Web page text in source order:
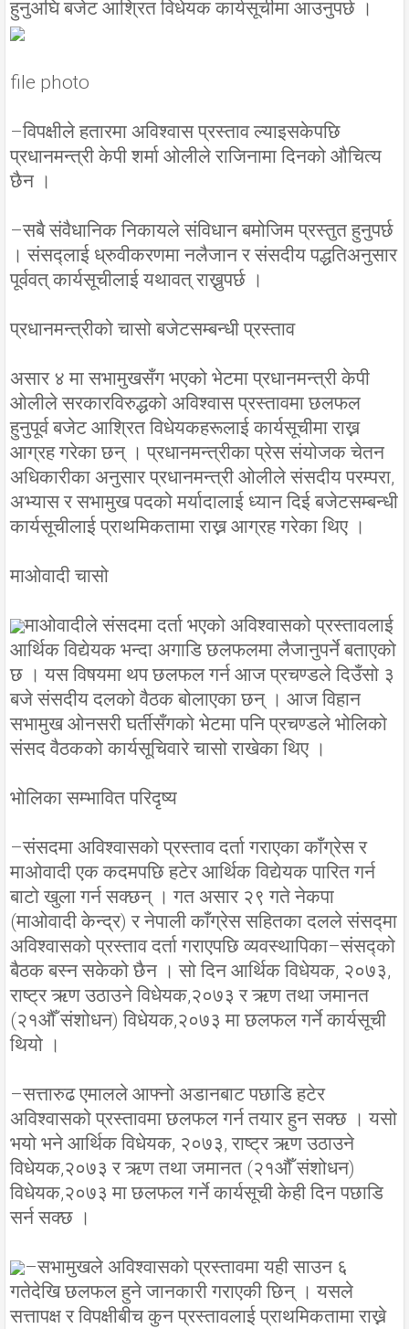
हुनुअघि बजेट आश्रित विधेयक कार्यसूचीमा आउनुपर्छ ।
file photo
–विपक्षीले हतारमा अविश्वास प्रस्ताव ल्याइसकेपछि
प्रधानमन्त्री केपी शर्मा ओलीले राजिनामा दिनको औचित्य
छैन ।
–सबै संवैधानिक निकायले संविधान बमोजिम प्रस्तुत हुनुपर्छ
। संसद्लाई ध्रुवीकरणमा नलैजान र संसदीय पद्धतिअनुसार
पूर्ववत् कार्यसूचीलाई यथावत् राख्नुपर्छ ।
प्रधानमन्त्रीको चासो बजेटसम्बन्धी प्रस्ताव
असार ४ मा सभामुखसँग भएको भेटमा प्रधानमन्त्री केपी
ओलीले सरकारविरुद्धको अविश्वास प्रस्तावमा छलफल
हुनुपूर्व बजेट आश्रित विधेयकहरूलाई कार्यसूचीमा राख्न
आग्रह गरेका छन् । प्रधानमन्त्रीका प्रेस संयोजक चेतन
अधिकारीका अनुसार प्रधानमन्त्री ओलीले संसदीय परम्परा,
अभ्यास र सभामुख पदको मर्यादालाई ध्यान दिई बजेटसम्बन्धी
कार्यसूचीलाई प्राथमिकतामा राख्न आग्रह गरेका थिए ।
माओवादी चासो
माओवादीले संसदमा दर्ता भएको अविश्वासको प्रस्तावलाई
आर्थिक विद्येयक भन्दा अगाडि छलफलमा लैजानुपर्ने बताएको
छ । यस विषयमा थप छलफल गर्न आज प्रचण्डले दिउँसो ३
बजे संसदीय दलको वैठक बोलाएका छन् । आज विहान
सभामुख ओनसरी घर्तीसँगको भेटमा पनि प्रचण्डले भोलिको
संसद वैठकको कार्यसूचिवारे चासो राखेका थिए ।
भोलिका सम्भावित परिदृष्य
–संसदमा अविश्वासको प्रस्ताव दर्ता गराएका काँग्रेस र
माअ‍ोवादी एक कदमपछि हटेर आर्थिक विद्येयक पारित गर्न
बाटो खुला गर्न सक्छन् । गत असार २९ गते नेकपा
(माओवादी केन्द्र) र नेपाली काँग्रेस सहितका दलले संसद्मा
अविश्वासको प्रस्ताव दर्ता गराएपछि व्यवस्थापिका–संसद्को
बैठक बस्न सकेको छैन । सो दिन आर्थिक विधेयक, २०७३,
राष्ट्र ऋण उठाउने विधेयक,२०७३ र ऋण तथा जमानत
(२१औँ संशोधन) विधेयक,२०७३ मा छलफल गर्ने कार्यसूची
थियो ।
–सत्तारुढ एमालले आफ्नो अडानबाट पछाडि हटेर
अविश्वासको प्रस्तावमा छलफल गर्न तयार हुन सक्छ । यसो
भयो भने आर्थिक विधेयक, २०७३, राष्ट्र ऋण उठाउने
विधेयक,२०७३ र ऋण तथा जमानत (२१औँ संशोधन)
विधेयक,२०७३ मा छलफल गर्ने कार्यसूची केही दिन पछाडि
सर्न सक्छ ।
–सभामुखले अविश्वासको प्रस्तावमा यही साउन ६
गतेदेखि छलफल हुने जानकारी गराएकी छिन् । यसले
सत्तापक्ष र विपक्षीबीच कुन प्रस्तावलाई प्राथमिकतामा राख्ने